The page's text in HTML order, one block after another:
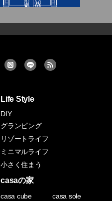
Life Style
DIY
グランピング
リゾートライフ
ミニマルライフ
小さく住まう
casaの家
casa cube
casa sole